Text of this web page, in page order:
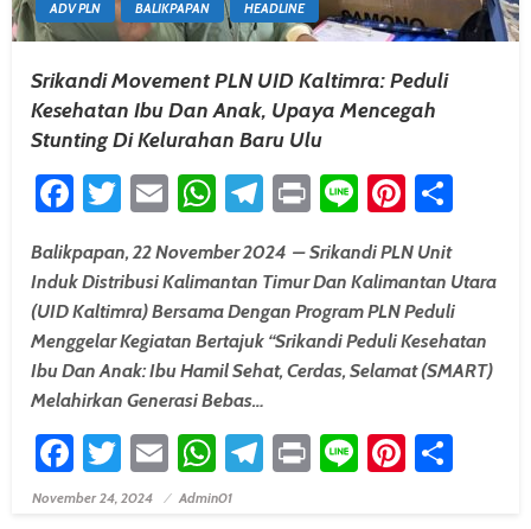
ADV PLN BALIKPAPAN HEADLINE
Srikandi Movement PLN UID Kaltimra: Peduli
Kesehatan Ibu Dan Anak, Upaya Mencegah
Stunting Di Kelurahan Baru Ulu
Facebook
Twitter
EmailWhatsApp
Telegram
PrintLine
Balikpapan, 22 November 2024 – Srikandi PLN Unit
Induk Distribusi Kalimantan Timur Dan Kalimantan Utara
(UID Kaltimra) Bersama Dengan Program PLN Peduli
Menggelar Kegiatan Bertajuk “Srikandi Peduli Kesehatan
Ibu Dan Anak: Ibu Hamil Sehat, Cerdas, Selamat (SMART)
Melahirkan Generasi Bebas…
Facebook
Twitter
EmailWhatsApp
Telegram
PrintLine
Posted On
November 24, 2024 Admin01